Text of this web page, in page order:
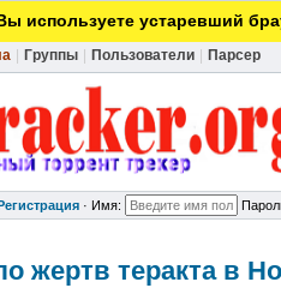
используете устаревший
Группы Пользователи Парсер
· Имя:
жертв теракта в